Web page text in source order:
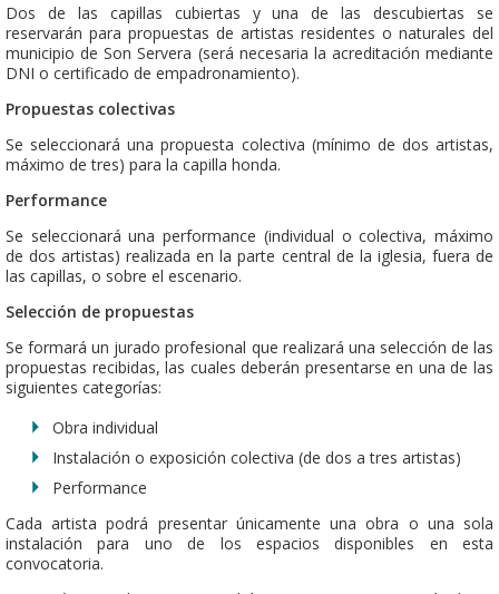
Dos de las capillas cubiertas y una de las descubiertas se
reservarán para propuestas de artistas residentes o naturales del
municipio de Son Servera (será necesaria la acreditación mediante
DNI o certificado de empadronamiento).
Propuestas colectivas
Se seleccionará una propuesta colectiva (mínimo de dos artistas,
máximo de tres) para la capilla honda.
Performance
Se seleccionará una performance (individual o colectiva, máximo
de dos artistas) realizada en la parte central de la iglesia, fuera de
las capillas, o sobre el escenario.
Selección de propuestas
Se formará un jurado profesional que realizará una selección de las
propuestas recibidas, las cuales deberán presentarse en una de las
siguientes categorías:
Obra individual
Instalación o exposición colectiva (de dos a tres artistas)
Performance
Cada artista podrá presentar únicamente una obra o una sola
instalación para uno de los espacios disponibles en esta
convocatoria.